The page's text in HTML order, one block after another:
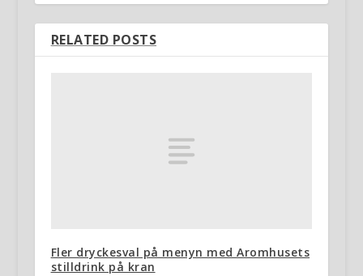
RELATED POSTS
Fler dryckesval på menyn med Aromhusets
stilldrink på kran